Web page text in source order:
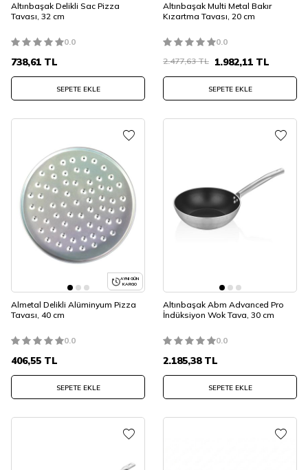
Altınbaşak Delikli Sac Pizza
Tavası, 32 cm
0.0
738,61 TL
SEPETE EKLE
Altınbaşak Multi Metal Bakır
Kızartma Tavası, 20 cm
0.0
2.477,63TL 1.982,11 TL
SEPETE EKLE
AYNI GÜN
KARGO
Almetal Delikli Alüminyum Pizza
Tavası, 40 cm
0.0
406,55 TL
SEPETE EKLE
Altınbaşak Abm Advanced Pro
İndüksiyon Wok Tava, 30 cm
0.0
2.185,38TL
SEPETE EKLE